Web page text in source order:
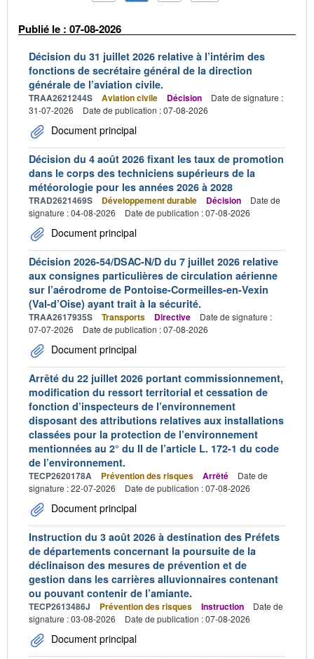
Publié le : 07-08-2026
Décision du 31 juillet 2026 relative à l’intérim des
fonctions de secrétaire général de la direction
générale de l’aviation civile.
TRAA2621244S Aviation civile Décision
Date de signature :
31-07-2026
Date de publication : 07-08-2026
Document principal
Décision du 4 août 2026 fixant les taux de promotion
dans le corps des techniciens supérieurs de la
météorologie pour les années 2026 à 2028
TRAD2621469S Développement durable Décision
Date de
signature : 04-08-2026
Date de publication : 07-08-2026
Document principal
Décision 2026-54/DSAC-N/D du 7 juillet 2026 relative
aux consignes particulières de circulation aérienne
sur l’aérodrome de Pontoise-Cormeilles-en-Vexin
(Val-d’Oise) ayant trait à la sécurité.
TRAA2617935S Transports Directive
Date de signature :
07-07-2026
Date de publication : 07-08-2026
Document principal
Arrêté du 22 juillet 2026 portant commissionnement,
modification du ressort territorial et cessation de
fonction d’inspecteurs de l’environnement
disposant des attributions relatives aux installations
classées pour la protection de l’environnement
mentionnées au 2° du II de l’article L. 172-1 du code
de l’environnement.
TECP2620178A Prévention des risques Arrêté
Date de
signature : 22-07-2026
Date de publication : 07-08-2026
Document principal
Instruction du 3 août 2026 à destination des Préfets
de départements concernant la poursuite de la
déclinaison des mesures de prévention et de
gestion dans les carrières alluvionnaires contenant
ou pouvant contenir de l’amiante.
TECP2613486J Prévention des risques Instruction
Date de
signature : 03-08-2026
Date de publication : 07-08-2026
Document principal